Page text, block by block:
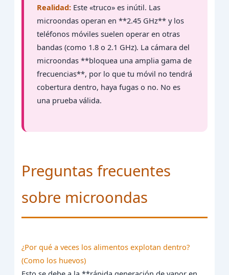
Realidad: Este «truco» es inútil. Las
microondas operan en **2.45 GHz** y los
teléfonos móviles suelen operar en otras
bandas (como 1.8 o 2.1 GHz). La cámara del
microondas **bloquea una amplia gama de
frecuencias**, por lo que tu móvil no tendrá
cobertura dentro, haya fugas o no. No es
una prueba válida.
Preguntas frecuentes
sobre microondas
¿Por qué a veces los alimentos explotan dentro?
(Como los huevos)